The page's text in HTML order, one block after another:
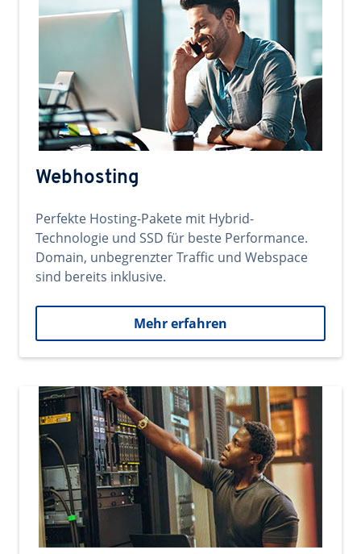
Webhosting
Perfekte Hosting-Pakete mit Hybrid-
Technologie und SSD für beste Performance.
Domain, unbegrenzter Traffic und Webspace
sind bereits inklusive.
Mehr erfahren